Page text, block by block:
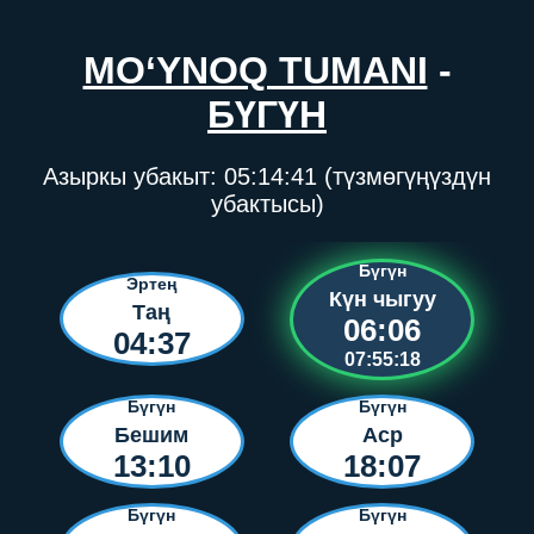
MO‘YNOQ TUMANI -
БҮГҮН
Азыркы убакыт: 05:14:41 (түзмөгүңүздүн
убактысы)
Эртең
Таң
04:37
Бүгүн
Күн чыгуу
06:06
07:55:18
Бүгүн
Бешим
13:10
Бүгүн
Аср
18:07
Бүгүн Бүгүн